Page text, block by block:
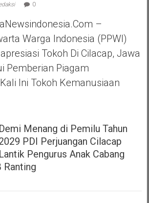
0
–
Warga Indonesia (PPWI)
Tokoh Di Cilacap, Jawa
Pemberian Piagam
Ini Tokoh Kemanusiaan
Demi Menang di Pemilu Tahun
PDI Perjuangan Cilacap
Lantik Pengurus Anak Cabang
Ranting